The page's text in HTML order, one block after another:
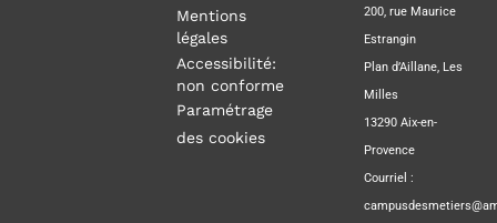
Mentions
légales
Accessibilité:
non conforme
Paramétrage
des cookies
200, rue Maurice
Estrangin
Plan d’Aillane, Les
Milles
13290 Aix-en-
Provence
Courriel :